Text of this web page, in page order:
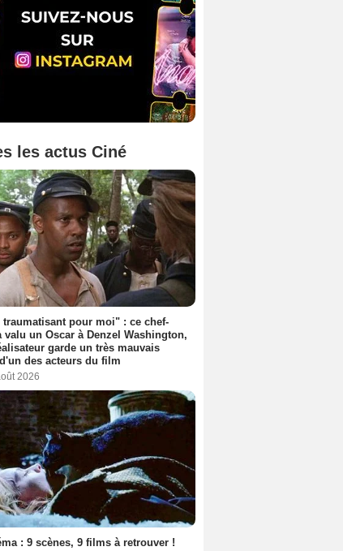
les actus Ciné
traumatisant pour moi" : ce chef-
un Oscar à Denzel Washington,
garde un très mauvais
des acteurs du film
2026
: 9 scènes, 9 films à retrouver !